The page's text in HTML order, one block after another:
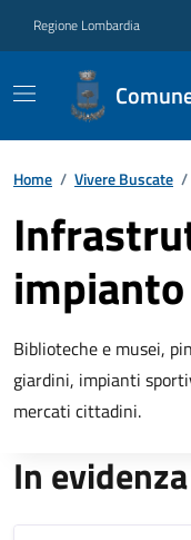
Regione Lombardia
Home / Vivere Buscate /
impianto
Biblioteche e musei,
giardini, impianti
mercati cittadini.
In evidenza